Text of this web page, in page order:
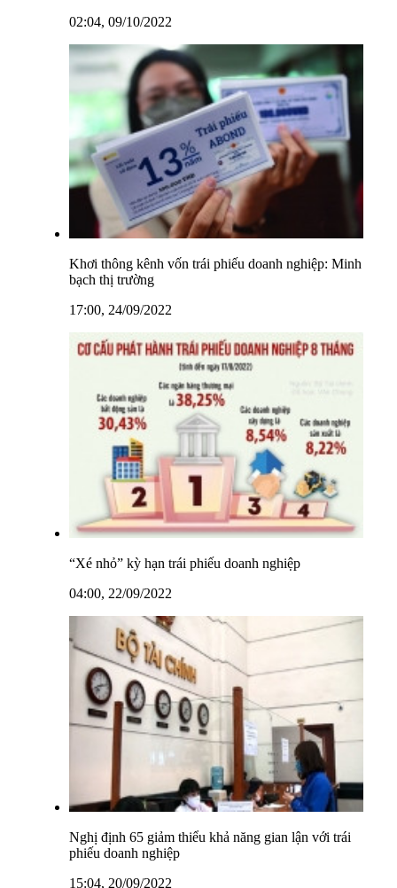
02:04, 09/10/2022
Khơi thông kênh vốn trái phiếu doanh nghiệp: Minh
bạch thị trường
17:00, 24/09/2022
“Xé nhỏ” kỳ hạn trái phiếu doanh nghiệp
04:00, 22/09/2022
Nghị định 65 giảm thiểu khả năng gian lận với trái
phiếu doanh nghiệp
15:04, 20/09/2022